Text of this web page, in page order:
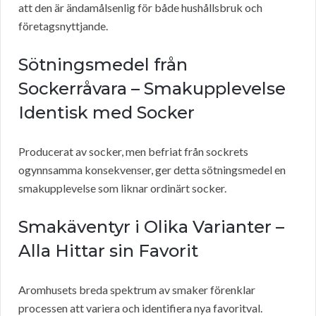
att den är ändamålsenlig för både hushållsbruk och
företagsnyttjande.
Sötningsmedel från
Sockerråvara – Smakupplevelse
Identisk med Socker
Producerat av socker, men befriat från sockrets
ogynnsamma konsekvenser, ger detta sötningsmedel en
smakupplevelse som liknar ordinärt socker.
Smakäventyr i Olika Varianter –
Alla Hittar sin Favorit
Aromhusets breda spektrum av smaker förenklar
processen att variera och identifiera nya favoritval.